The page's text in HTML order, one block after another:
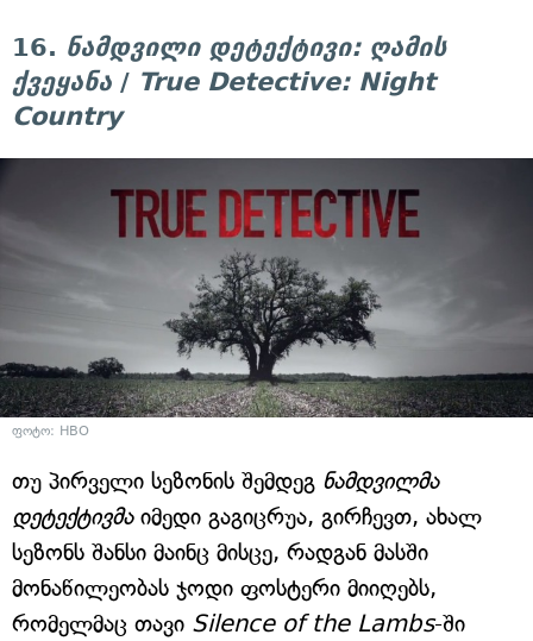
16. ნამდვილი დეტექტივი: ღამის
ქვეყანა / True Detective: Night
Country
ფოტო: HBO
თუ პირველი სეზონის შემდეგ ნამდვილმა
დეტექტივმაიმედი გაგიცრუა, გირჩევთ, ახალ
სეზონს შანსი მაინც მისცე, რადგან მასში
მონაწილეობას ჯოდი ფოსტერი მიიღებს,
რომელმაც თავი Silence of the Lambs-ში